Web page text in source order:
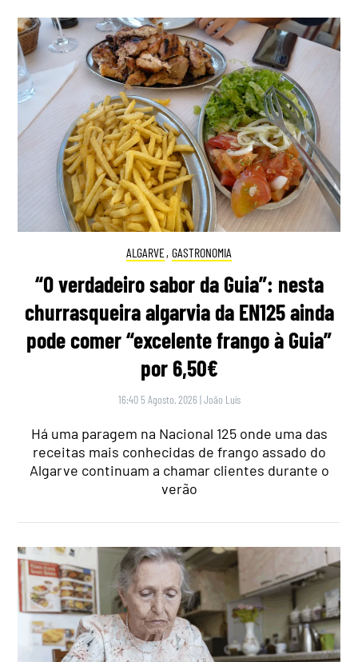
ALGARVE, GASTRONOMIA
“O verdadeiro sabor da Guia”: nesta
churrasqueira algarvia da EN125 ainda
pode comer “excelente frango à Guia”
por 6,50€
16:40 5 Agosto, 2026 |João Luís
Há uma paragem na Nacional 125 onde uma das
receitas mais conhecidas de frango assado do
Algarve continuam a chamar clientes durante o
verão